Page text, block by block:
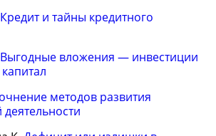
Кредит и тайны кредитного
Выгодные вложения — инвестиции
методов развития